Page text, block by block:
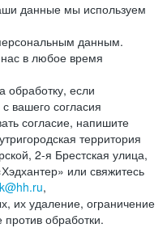
данные мы используем
данным.
в любое время
обработку, если
вашего согласия
согласие, напишите
территория
2-я Брестская улица,
или свяжитесь
,
их удаление, ограничение
обработки.